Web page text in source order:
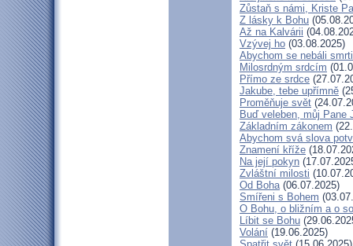
Zůstaň s námi, Kriste
Z lásky k Bohu
Až na Kalvárii
Vzývej ho (03.08.2025)
Abychom se nebáli smrti
Milosrdným srdcím
Přímo ze srdce
Jakube, tebe upřímně
Proměňuje svět
Buď veleben, můj Pane
Základním zákonem
Abychom svá slova
Znamení kříže
Na její pokyn
Zvláštní milosti
Od Boha(06.07.2025)
Smířeni s Bohem
O Bohu, o bližním a o
Líbit se Bohu
Volání (19.06.2025)